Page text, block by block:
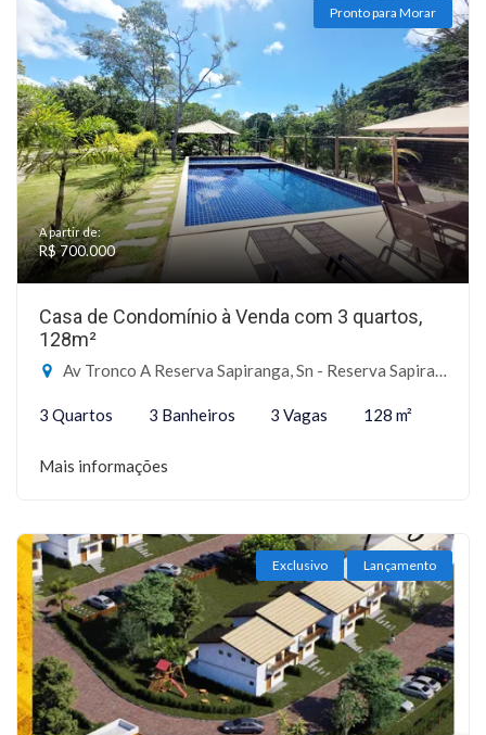
Pronto para Morar
A partir de:
R$ 700.000
Casa de Condomínio à Venda com 3 quartos,
128m²
Av Tronco A Reserva Sapiranga, Sn - Reserva Sapiranga, Mata de São João-BA
3 Quartos 3 Banheiros 3 Vagas 128 m²
Mais informações
Exclusivo Lançamento